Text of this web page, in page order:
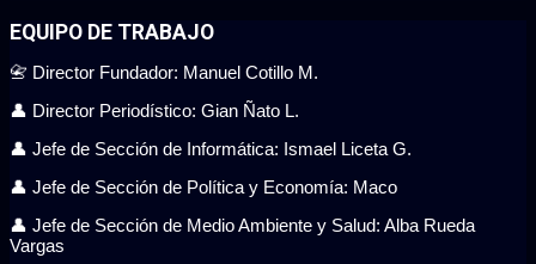
EQUIPO DE TRABAJO
📇 Director Fundador: Manuel Cotillo M.
👤 Director Periodístico: Gian Ñato L.
👤 Jefe de Sección de Informática: Ismael Liceta G.
👤 Jefe de Sección de Política y Economía: Maco
👤 Jefe de Sección de Medio Ambiente y Salud: Alba Rueda
Vargas